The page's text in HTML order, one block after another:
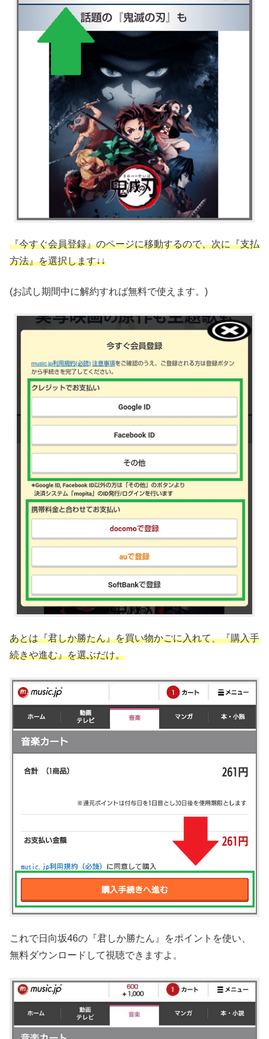
『今すぐ会員登録』のページに移動するので、次に『支払
方法』を選択します↓↓
(お試し期間中に解約すれば無料で使えます。)
あとは『君しか勝たん』を買い物かごに入れて、『購入手
続きや進む』を選ぶだけ。
これで日向坂46の『君しか勝たん』をポイントを使い、
無料ダウンロードして視聴できますよ。